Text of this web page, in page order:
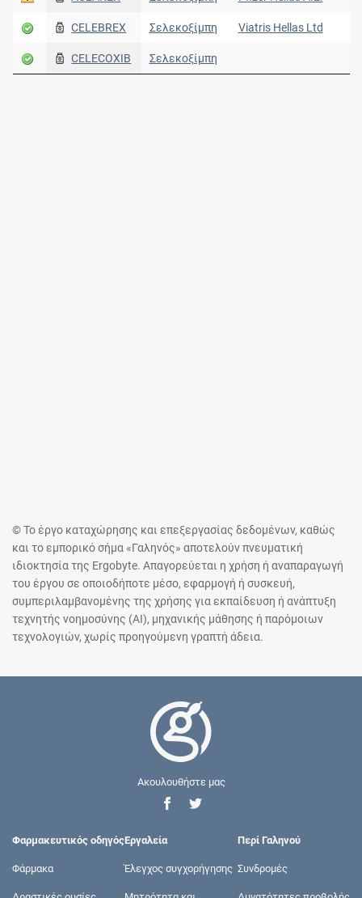
CELEBREX Σελεκοξίμπη Viatris Hellas Ltd
CELECOXIB Σελεκοξίμπη
© Το έργο καταχώρησης και επεξεργασίας δεδομένων, καθώς
και το εμπορικό σήμα «Γαληνός» αποτελούν πνευματική
ιδιοκτησία της Ergobyte. Απαγορεύεται η χρήση ή αναπαραγωγή
του έργου σε οποιοδήποτε μέσο, εφαρμογή ή συσκευή,
συμπεριλαμβανομένης της χρήσης για εκπαίδευση ή ανάπτυξη
τεχνητής νοημοσύνης (AI), μηχανικής μάθησης ή παρόμοιων
τεχνολογιών, χωρίς προηγούμενη γραπτή άδεια.
Ακουλουθήστε μας
Φαρμακευτικός οδηγός
Φάρμακα
Εργαλεία
Έλεγχος συγχορήγησης
Περί Γαληνού
Συνδρομές